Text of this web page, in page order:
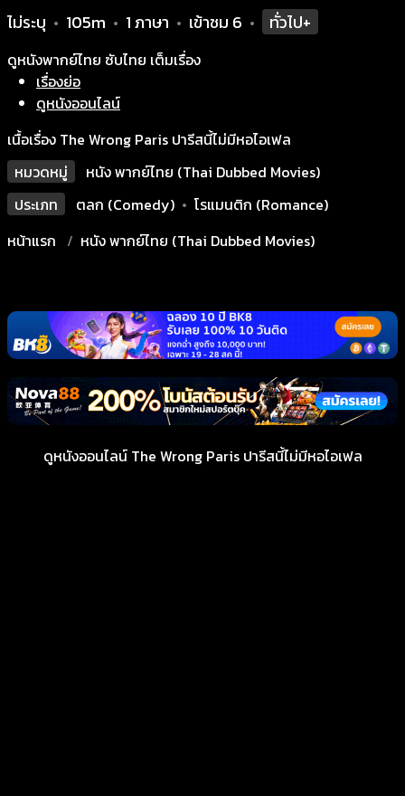
ไม่ระบุ • 105m • 1 ภาษา • เข้าชม 6 • ทั่วไป+
ดูหนังพากย์ไทย ซับไทย เต็มเรื่อง
เรื่องย่อ
ดูหนังออนไลน์
เนื้อเรื่อง The Wrong Paris ปารีสนี้ไม่มีหอไอเฟล
หมวดหมู่
หนัง พากย์ไทย (Thai Dubbed Movies)
ประเภท
ตลก (Comedy) • โรแมนติก (Romance)
หน้าแรก
หนัง พากย์ไทย (Thai Dubbed Movies)
ดูหนังออนไลน์ The Wrong Paris ปารีสนี้ไม่มีหอไอเฟล